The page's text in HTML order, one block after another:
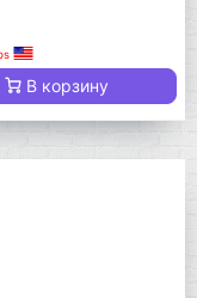
В корзину